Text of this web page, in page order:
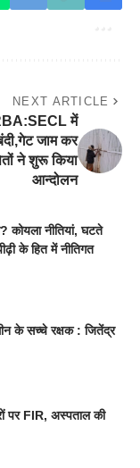
NEXT ARTICLE
में
जाम कर
ने शुरू किया
आन्दोलन
कोयला नीतियां, घटते
के हित में नीतिगत
के सच्चे रक्षक : जितेंद्र
पर FIR, अस्पताल की